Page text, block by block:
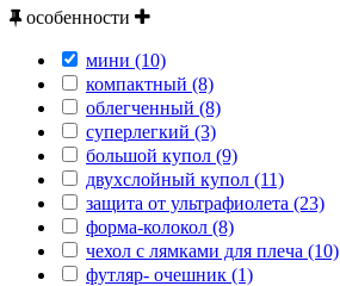
особенности
мини (10)
компактный (8)
облегченный (8)
суперлегкий (3)
большой купол (9)
двухслойный купол (11)
защита от ультрафиолета (23)
форма-колокол (8)
чехол с лямками для плеча (10)
футляр- очешник (1)